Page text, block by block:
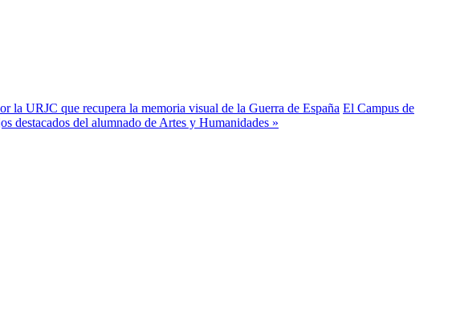
la URJC que recupera la memoria visual de la Guerra de España El Campus de
destacados del alumnado de Artes y Humanidades »